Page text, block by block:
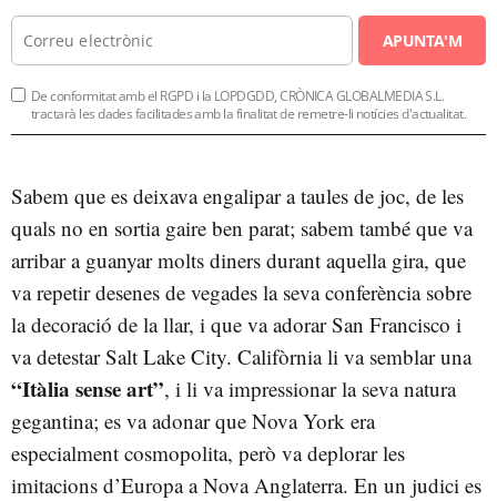
APUNTA'M
De conformitat amb el RGPD i la LOPDGDD, CRÒNICA GLOBALMEDIA S.L.
tractarà les dades facilitades amb la finalitat de remetre-li notícies d'actualitat.
Sabem que es deixava engalipar a taules de joc, de les
quals no en sortia gaire ben parat; sabem també que va
arribar a guanyar molts diners durant aquella gira, que
va repetir desenes de vegades la seva conferència sobre
la decoració de la llar, i que va adorar San Francisco i
va detestar Salt Lake City. Califòrnia li va semblar una
“Itàlia sense art”, i li va impressionar la seva natura
gegantina; es va adonar que Nova York era
especialment cosmopolita, però va deplorar les
imitacions d’Europa a Nova Anglaterra. En un judici es